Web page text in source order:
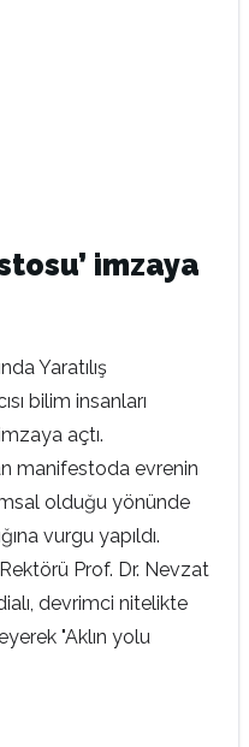
imzaya
Yaratılış
bilim insanları
açtı.
manifestoda evrenin
olduğu yönünde
vurgu yapıldı.
Prof. Dr. Nevzat
devrimci nitelikte
"Aklın yolu